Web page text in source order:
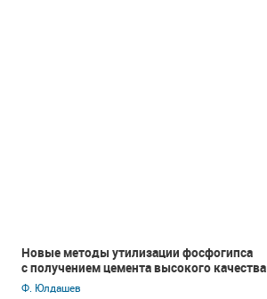
Новые методы утилизации фосфогипса
с получением цемента высокого качества
Ф. Юлдашев